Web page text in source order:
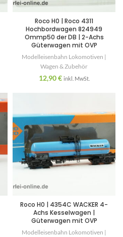
Roco H0 | Roco 4311
Hochbordwagen 824949
Ommp50 der DB | 2-Achs
Güterwagen mit OVP
Modelleisenbahn Lokomotiven |
Wagen & Zubehör
12,90€ inkl. MwSt.
Roco H0 | 4354C WACKER 4-
Achs Kesselwagen |
Güterwagen mit OVP
Modelleisenbahn Lokomotiven |